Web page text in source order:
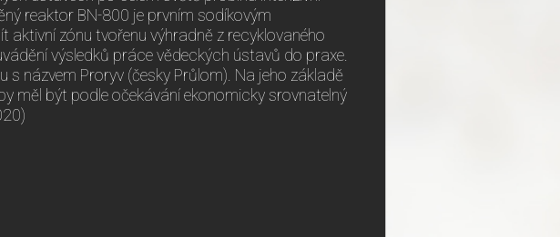
reaktor BN-800 je prvním sodíkovým
aktivní zónu tvořenu výhradně z recyklovaného
výsledků práce vědeckých ústavů do praxe.
názvem Proryv (česky Průlom). Na jeho základě
měl být podle očekávání ekonomicky srovnatelný